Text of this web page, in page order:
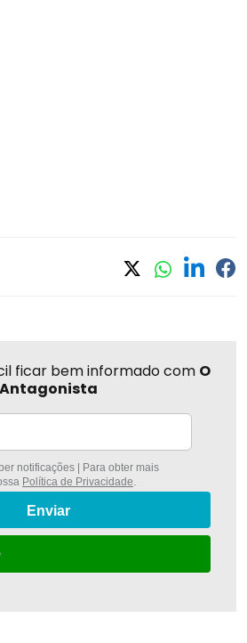
ficar bem informado com O
Antagonista
notificações | Para obter mais
Política de Privacidade
Enviar